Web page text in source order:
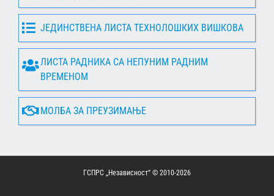
ЈЕДИНСТВЕНА ЛИСТА ТЕХНОЛОШКИХ ВИШКОВА
ЛИСТА РАДНИКА СА НЕПУНИМ РАДНИМ
ВРЕМЕНОМ
МОЛБА ЗА ПРЕУЗИМАЊЕ
ГСПРС „Независност“ © 2010-2026